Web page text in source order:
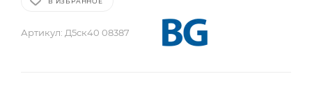
Артикул: Д5ск40 08387